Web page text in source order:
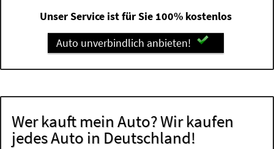
Unser Service ist für Sie 100% kostenlos
Auto unverbindlich anbieten!
Wer kauft mein Auto? Wir kaufen
jedes Auto in Deutschland!